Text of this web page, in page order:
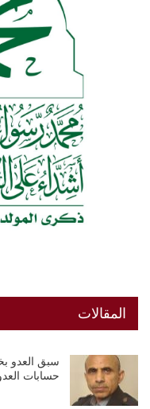
المقالات
سبق العدو
حسابات